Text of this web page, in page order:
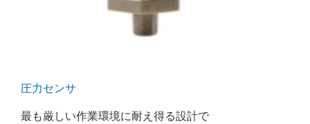
圧力センサ
最も厳しい作業環境に耐え得る設計で